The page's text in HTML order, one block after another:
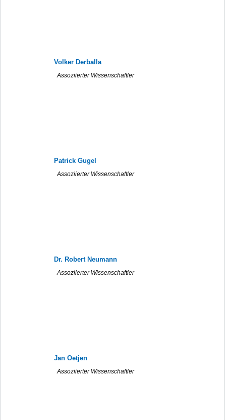
Volker Derballa
Assoziierter Wissenschaftler
Patrick Gugel
Assoziierter Wissenschaftler
Dr. Robert Neumann
Assoziierter Wissenschaftler
Jan Oetjen
Assoziierter Wissenschaftler